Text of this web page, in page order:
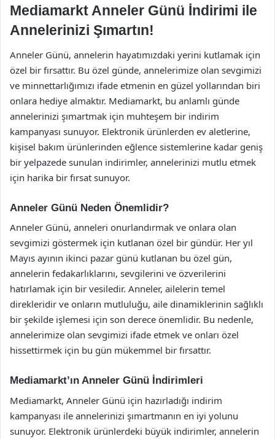
Mediamarkt Anneler Günü İndirimi ile
Annelerinizi Şımartın!
Anneler Günü, annelerin hayatımızdaki yerini kutlamak için
özel bir fırsattır. Bu özel günde, annelerimize olan sevgimizi
ve minnettarlığımızı ifade etmenin en güzel yollarından biri
onlara hediye almaktır. Mediamarkt, bu anlamlı günde
annelerinizi şımartmak için muhteşem bir indirim
kampanyası sunuyor. Elektronik ürünlerden ev aletlerine,
kişisel bakım ürünlerinden eğlence sistemlerine kadar geniş
bir yelpazede sunulan indirimler, annelerinizi mutlu etmek
için harika bir fırsat sunuyor.
Anneler Günü Neden Önemlidir?
Anneler Günü, anneleri onurlandırmak ve onlara olan
sevgimizi göstermek için kutlanan özel bir gündür. Her yıl
Mayıs ayının ikinci pazar günü kutlanan bu özel gün,
annelerin fedakarlıklarını, sevgilerini ve özverilerini
hatırlamak için bir vesiledir. Anneler, ailelerin temel
direkleridir ve onların mutluluğu, aile dinamiklerinin sağlıklı
bir şekilde işlemesi için son derece önemlidir. Bu nedenle,
annelerimize olan sevgimizi ifade etmek ve onları özel
hissettirmek için bu gün mükemmel bir fırsattır.
Mediamarkt’ın Anneler Günü İndirimleri
Mediamarkt, Anneler Günü için hazırladığı indirim
kampanyası ile annelerinizi şımartmanın en iyi yolunu
sunuyor. Elektronik ürünlerdeki büyük indirimler, annelerin